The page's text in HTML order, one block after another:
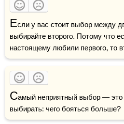
Если у вас стоит выбор между
выбирайте второго. Потому что
настоящему любили первого, то
Самый неприятный выбор — это
выбирать: чего бояться больше?